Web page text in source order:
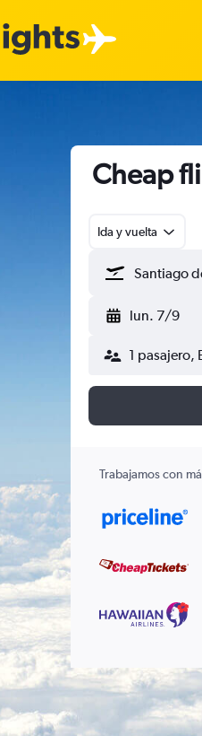
Cheap
Ida y vuelta
lun. 7/9
1 pasajero,
Trabajamos con